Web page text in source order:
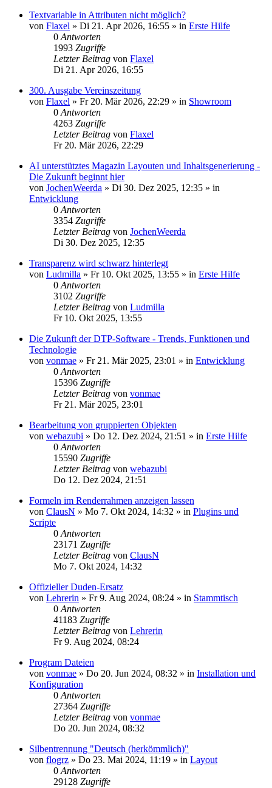
Textvariable in Attributen nicht möglich?
von Flaxel » Di 21. Apr 2026, 16:55 » in Erste Hilfe
0 Antworten
1993 Zugriffe
Letzter Beitrag von Flaxel
Di 21. Apr 2026, 16:55
300. Ausgabe Vereinszeitung
von Flaxel » Fr 20. Mär 2026, 22:29 » in Showroom
0 Antworten
4263 Zugriffe
Letzter Beitrag von Flaxel
Fr 20. Mär 2026, 22:29
AI unterstütztes Magazin Layouten und Inhaltsgenerierung -
Die Zukunft beginnt hier
von JochenWeerda » Di 30. Dez 2025, 12:35 » in
Entwicklung
0 Antworten
3354 Zugriffe
Letzter Beitrag von JochenWeerda
Di 30. Dez 2025, 12:35
Transparenz wird schwarz hinterlegt
von Ludmilla » Fr 10. Okt 2025, 13:55 » in Erste Hilfe
0 Antworten
3102 Zugriffe
Letzter Beitrag von Ludmilla
Fr 10. Okt 2025, 13:55
Die Zukunft der DTP-Software - Trends, Funktionen und
Technologie
von vonmae » Fr 21. Mär 2025, 23:01 » in Entwicklung
0 Antworten
15396 Zugriffe
Letzter Beitrag von vonmae
Fr 21. Mär 2025, 23:01
Bearbeitung von gruppierten Objekten
von webazubi » Do 12. Dez 2024, 21:51 » in Erste Hilfe
0 Antworten
15590 Zugriffe
Letzter Beitrag von webazubi
Do 12. Dez 2024, 21:51
Formeln im Renderrahmen anzeigen lassen
von ClausN » Mo 7. Okt 2024, 14:32 » in Plugins und
Scripte
0 Antworten
23171 Zugriffe
Letzter Beitrag von ClausN
Mo 7. Okt 2024, 14:32
Offizieller Duden-Ersatz
von Lehrerin » Fr 9. Aug 2024, 08:24 » in Stammtisch
0 Antworten
41183 Zugriffe
Letzter Beitrag von Lehrerin
Fr 9. Aug 2024, 08:24
Program Dateien
von vonmae » Do 20. Jun 2024, 08:32 » in Installation und
Konfiguration
0 Antworten
27364 Zugriffe
Letzter Beitrag von vonmae
Do 20. Jun 2024, 08:32
Silbentrennung "Deutsch (herkömmlich)"
von flogrz » Do 23. Mai 2024, 11:19 » in Layout
0 Antworten
29128 Zugriffe